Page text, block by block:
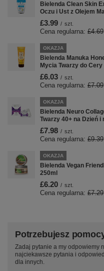
Bielenda Clean Skin
Oczu i Ust z Olejem
£3.99 / szt.
Cena regularna: £4.69
OKAZJA
Bielenda Manuka
Mycia Twarzy do
£6.03 / szt.
Cena regularna: £7.09
OKAZJA
Bielenda Neuro
Twarzy 40+ na Dzień i
£7.98 / szt.
Cena regularna: £9.39
OKAZJA
Bielenda Vegan
250ml
£6.20 / szt.
Cena regularna: £7.29
Potrzebujesz
Zadaj pytanie a my odpowiemy
najciekawsze pytania i
dla innych.